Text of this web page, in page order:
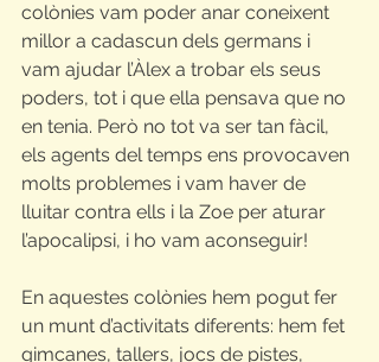
colònies vam poder anar coneixent
millor a cadascun dels germans i
vam ajudar l’Àlex a trobar els seus
poders, tot i que ella pensava que no
en tenia. Però no tot va ser tan fàcil,
els agents del temps ens provocaven
molts problemes i vam haver de
lluitar contra ells i la Zoe per aturar
l’apocalipsi, i ho vam aconseguir!
En aquestes colònies hem pogut fer
un munt d’activitats diferents: hem fet
gimcanes, tallers, jocs de pistes,